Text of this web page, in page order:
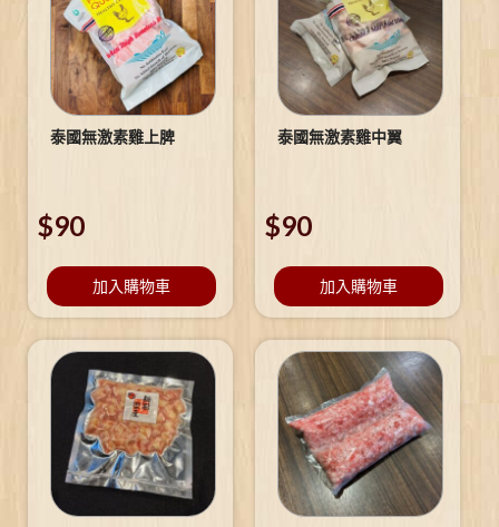
泰國無激素雞上脾
$90
加入購物車
泰國無激素雞中翼
$90
加入購物車